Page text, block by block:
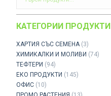
КАТЕГОРИИ ПРОДУКТИ
ХАРТИЯ СЪС СЕМЕНА (3)
ХИМИКАЛКИ И МОЛИВИ (74)
ТЕФТЕРИ (94)
ЕКО ПРОДУКТИ (145)
ОФИС (10)